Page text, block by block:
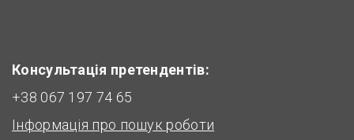
Консультація претендентів:
+38 067 197 74 65
Інформація про пошук роботи